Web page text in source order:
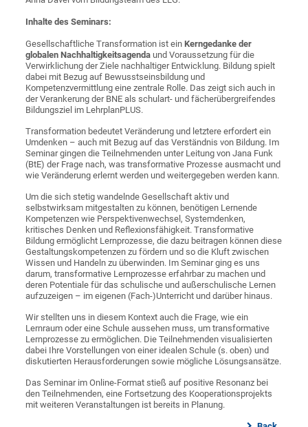
Inhalte des Seminars:
Gesellschaftliche Transformation ist einKerngedanke der
globalen Nachhaltigkeitsagenda und Voraussetzung für die
Verwirklichung der Ziele nachhaltiger Entwicklung. Bildung spielt
dabei mit Bezug auf Bewusstseinsbildung und
Kompetenzvermittlung eine zentrale Rolle. Das zeigt sich auch in
der Verankerung der BNE als schulart- und fächerübergreifendes
Bildungsziel im LehrplanPLUS.
Transformation bedeutet Veränderung und letztere erfordert ein
Umdenken – auch mit Bezug auf das Verständnis von Bildung. Im
Seminar gingen die Teilnehmenden unter Leitung von Jana Funk
(BtE) der Frage nach, was transformative Prozesse ausmacht und
wie Veränderung erlernt werden und weitergegeben werden kann.
Um die sich stetig wandelnde Gesellschaft aktiv und
selbstwirksam mitgestalten zu können, benötigen Lernende
Kompetenzen wie Perspektivenwechsel, Systemdenken,
kritisches Denken und Reflexionsfähigkeit. Transformative
Bildung ermöglicht Lernprozesse, die dazu beitragen können diese
Gestaltungskompetenzen zu fördern und so die Kluft zwischen
Wissen und Handeln zu überwinden. Im Seminar ging es uns
darum, transformative Lernprozesse erfahrbar zu machen und
deren Potentiale für das schulische und außerschulische Lernen
aufzuzeigen – im eigenen (Fach-)Unterricht und darüber hinaus.
Wir stellten uns in diesem Kontext auch die Frage, wie ein
Lernraum oder eine Schule aussehen muss, um transformative
Lernprozesse zu ermöglichen. Die Teilnehmenden visualisierten
dabei Ihre Vorstellungen von einer idealen Schule (s. oben) und
diskutierten Herausforderungen sowie mögliche Lösungsansätze.
Das Seminar im Online-Format stieß auf positive Resonanz bei
den Teilnehmenden, eine Fortsetzung des Kooperationsprojekts
mit weiteren Veranstaltungen ist bereits in Planung.